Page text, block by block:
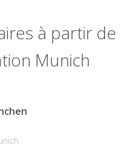
à partir de
Munich